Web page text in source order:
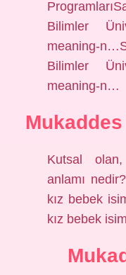
Bilimler
meaning-
Bilimler
meaning-n…
Kutsal
anlamı
kız bebek
kız bebek